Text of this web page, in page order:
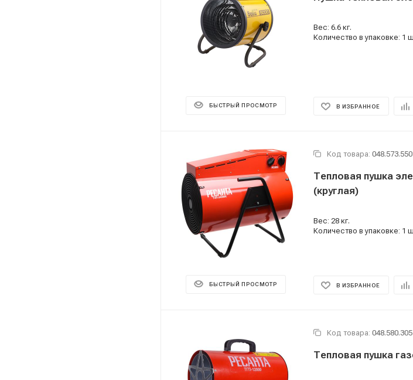
БЫСТРЫЙ ПРОСМОТР
Вес: 6.6 кг.
Количество в упаковке: 1
В ИЗБРАННОЕ
БЫСТРЫЙ ПРОСМОТР
Код товара: 048.573.550
Тепловая пушка
(круглая)
Вес: 28 кг.
Количество в упаковке: 1
В ИЗБРАННОЕ
Код товара: 048.580.305
Тепловая пушка